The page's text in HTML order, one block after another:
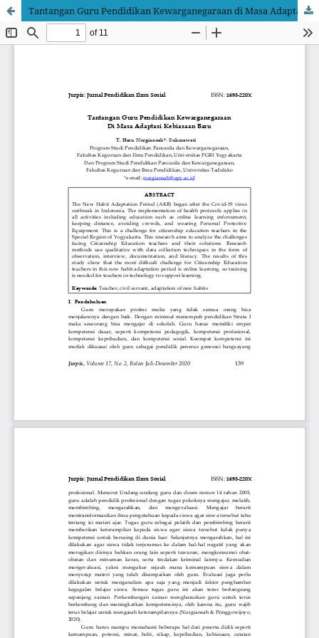
Tantangan Guru Pendidikan Kewarganegaraan di Masa Adaptasi Kebiasaan Baru